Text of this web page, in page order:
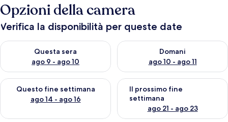
Opzioni della camera
Verifica la disponibilità per queste date
Questa sera
ago 9 - ago 10
Verifica la disponibilità per questa sera, ago 9 - ago 10
Domani
ago 10 - ago 11
Verifica la disponibilità per
Questo fine settimana
ago 14 - ago 16
Verifica la disponibilità per questo fine settimana, ago 14 -
Il prossimo fine
settimana
ago 21 - ago 23
Verifica la disponibilità per il